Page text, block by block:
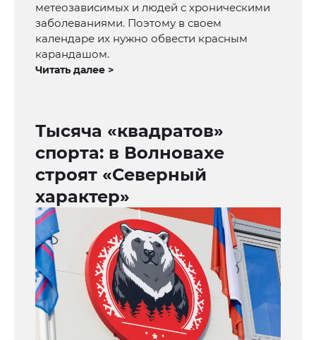
метеозависимых и людей с хроническими
заболеваниями. Поэтому в своем
календаре их нужно обвести красным
карандашом.
Читать далее >
Тысяча «квадратов»
спорта: в Волновахе
строят «Северный
характер»